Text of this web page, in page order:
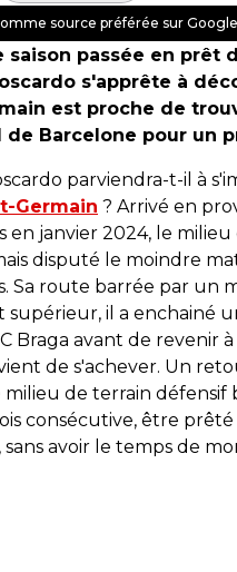
source préférée sur Google
saison passée en prêt
s'apprête à
est proche de
de Barcelone pour un
parviendra-t-il à
Germain ? Arrivé en
en janvier 2024, le
disputé le moindre
Sa route barrée par un
il a enchainé
Braga avant de revenir à
de s'achever. Un
de terrain défensif
consécutive, être
sans avoir le temps de